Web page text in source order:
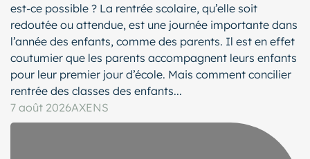
est-ce possible ? La rentrée scolaire, qu’elle soit
redoutée ou attendue, est une journée importante dans
l’année des enfants, comme des parents. Il est en effet
coutumier que les parents accompagnent leurs enfants
pour leur premier jour d’école. Mais comment concilier
rentrée des classes des enfants...
7 août 2026AXENS